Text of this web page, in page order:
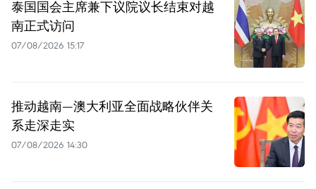
泰国国会主席兼下议院议长结束对越
南正式访问
07/08/2026 15:17
推动越南—澳大利亚全面战略伙伴关
系走深走实
07/08/2026 14:30